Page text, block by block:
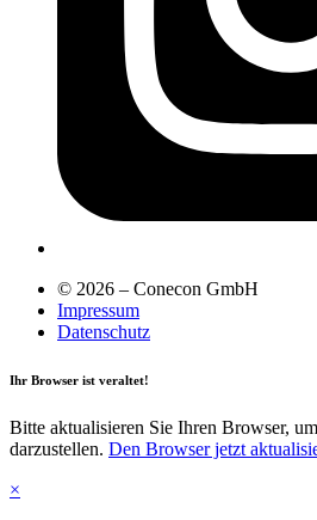
© 2026 – Conecon GmbH
Impressum
Datenschutz
Ihr Browser ist veraltet!
Bitte aktualisieren Sie Ihren Browser,
darzustellen. Den Browser jetzt
×